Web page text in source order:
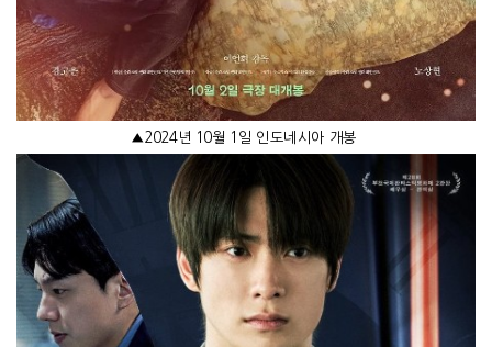
▲2024년 10월 1 일 인도네시아 개봉